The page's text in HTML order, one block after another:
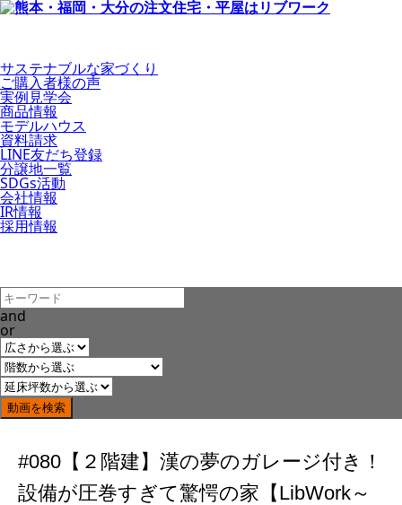
サステナブルな家づくり
ご購入者様の声
実例見学会
商品情報
モデルハウス
資料請求
LINE友だち登録
分譲地一覧
SDGs活動
会社情報
IR情報
採用情報
and
or
#080【２階建】漢の夢のガレージ付き！
設備が圧巻すぎて驚愕の家【LibWork～